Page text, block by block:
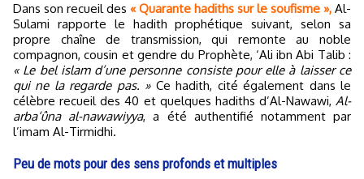
Dans son recueil des « Quarante hadiths sur le soufisme », Al-
Sulami rapporte le hadith prophétique suivant, selon sa
propre chaîne de transmission, qui remonte au noble
compagnon, cousin et gendre du Prophète, ‘Ali ibn Abi Talib :
« Le bel islam d’une personne consiste pour elle à laisser ce
qui ne la regarde pas. »Ce hadith, cité également dans le
célèbre recueil des 40 et quelques hadiths d’Al-Nawawi, Al-
arba‘ûna al-nawawiyya, a été authentifié notamment par
l’imam Al-Tirmidhi.
Peu de mots pour des sens profonds et multiples